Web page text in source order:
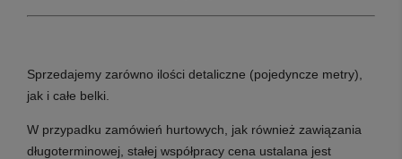
Sprzedajemy zarówno ilości detaliczne (pojedyncze metry),
jak i całe belki.
W przypadku zamówień hurtowych, jak również zawiązania
długoterminowej, stałej współpracy cena ustalana jest